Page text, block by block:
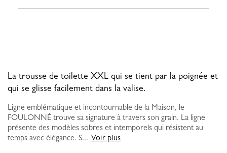
La trousse de toilette XXL qui se tient par la poignée et
qui se glisse facilement dans la valise.
Ligne emblématique et incontournable de la Maison, le
FOULONNÉ trouve sa signature à travers son grain. La ligne
présente des modèles sobres et intemporels qui résistent au
temps avec élégance. S... Voir plus